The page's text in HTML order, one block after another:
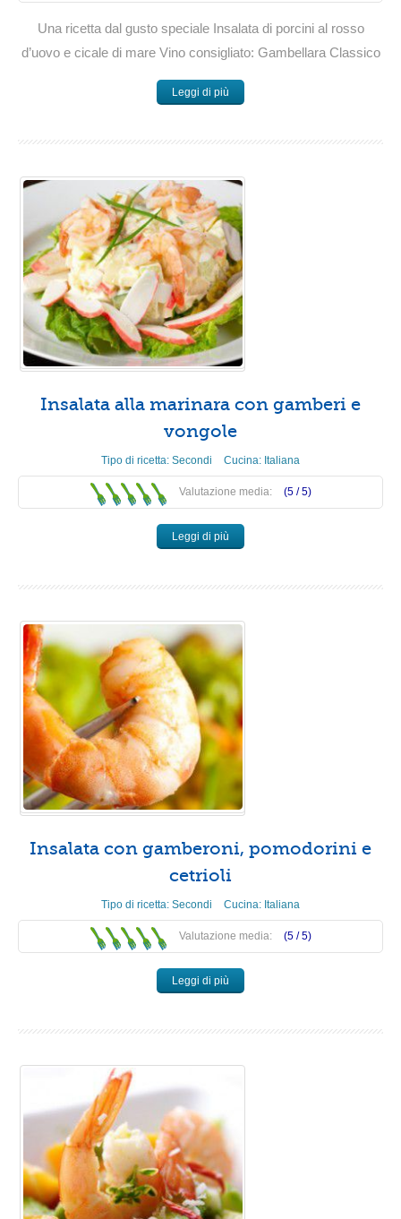
Una ricetta dal gusto speciale Insalata di porcini al rosso
d’uovo e cicale di mare Vino consigliato: Gambellara Classico
Leggi di più
Insalata alla marinara con gamberi e
vongole
Tipo di ricetta: Secondi Cucina: Italiana
Valutazione media: (5 /5)
Leggi di più
Insalata con gamberoni, pomodorini e
cetrioli
Tipo di ricetta: Secondi Cucina: Italiana
Valutazione media: (5 /5)
Leggi di più